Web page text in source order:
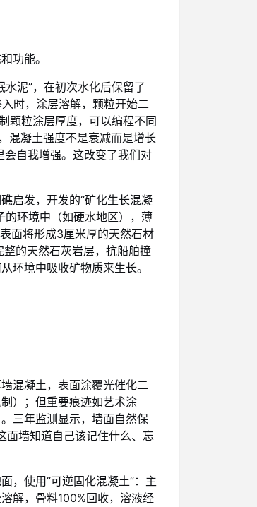
功能。
泥”，在初次水化后保留了
时，涂层溶解，颗粒开始二
颗粒涂层厚度，可以编程不同
混凝土强度不是衰减而是增长
自我增强。这改变了我们对
启发，开发的“矿化生长混凝
的环境中（如硬水地区），薄
面将形成3厘米厚的天然石材
的天然石灰岩层，抗船舶撞
环境中吸收矿物质来生长。
混凝土，表面涂覆光催化二
）；但重要痕迹如艺术涂
三年监测显示，墙面自然保
面墙知道自己该记住什么、忘
，使用“可逆固化混凝土”：主
解，骨料100%回收，溶液经